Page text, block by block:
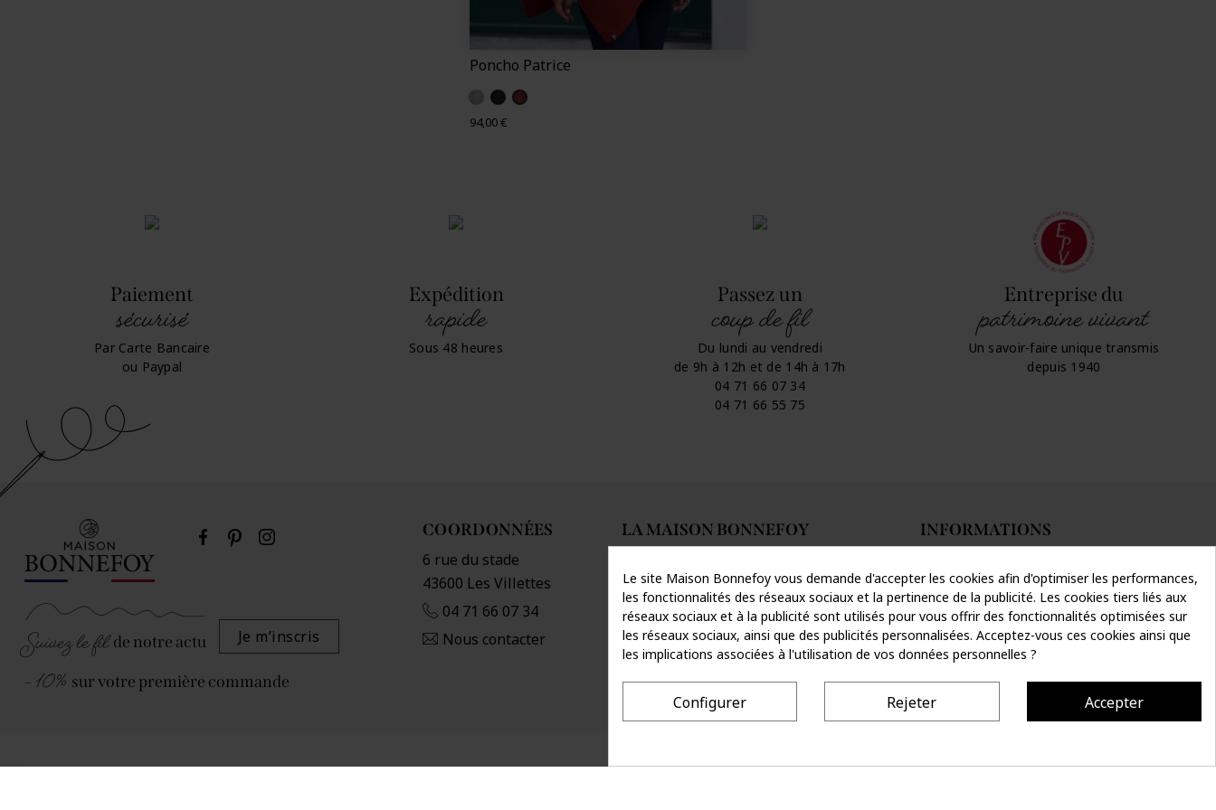
Poncho Patrice
Gris clair (Patrice)
Minerai (Patrice)
Laqué (Patrice)
Prix
94,00 €
Paiement
sécurisé
Par Carte Bancaire
ou Paypal
Expédition
rapide
Sous 48 heures
Passez un
coup de fil
Du lundi au vendredi
de 9h à 12h et de 14h à 17h
04 71 66 07 34
04 71 66 55 75
Entreprise du
patrimoine vivant
Un savoir-faire unique transmis
depuis 1940
Suivez le filde notre actu Je m’inscris
- 10% sur votre première commande
COORDONNÉES
6 rue du stade
43600 Les Villettes
04 71 66 07 34
Nous contacter
LA MAISON BONNEFOY
Points de vente
INFORMATIONS
Conditions générales de vente
Données personnelles
Mentions légales
Le site Maison Bonnefoy vous demande d'accepter les cookies afin d'optimiser les performances,
les fonctionnalités des réseaux sociaux et la pertinence de la publicité. Les cookies tiers liés aux
réseaux sociaux et à la publicité sont utilisés pour vous offrir des fonctionnalités optimisées sur
les réseaux sociaux, ainsi que des publicités personnalisées. Acceptez-vous ces cookies ainsi que
les implications associées à l'utilisation de vos données personnelles ?
Configurer Rejeter Accepter